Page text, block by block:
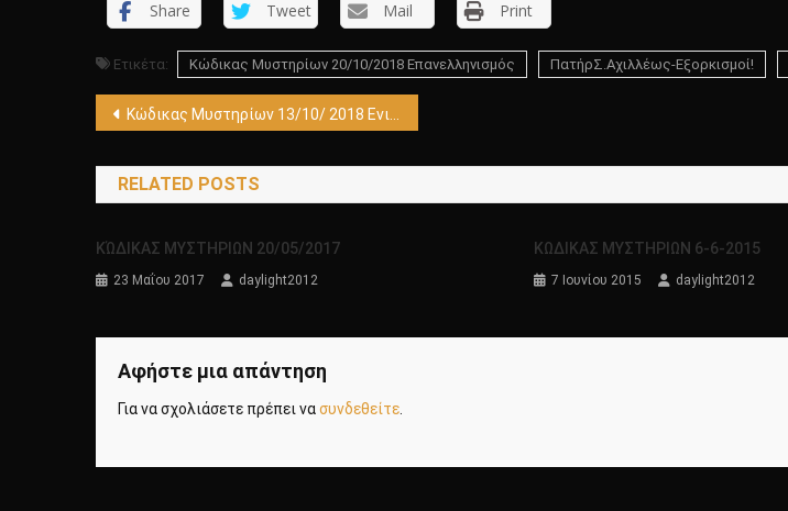
Share Tweet Mail Print
Ετικέτα: Κώδικας Μυστηρίων 20/10/2018 Επανελληνισμός ΠατήρΣ.Αχιλλέως-Εξορκισμοί!
Πλοήγηση
άρθρων
Κώδικας Μυστηρίων 13/10/ 2018 Ενιαυτός Πλάτωνα – Ρώσοι,Νάτο-Αρχαιοελληνικός σταυρός
RELATED POSTS
ΚΏΔΙΚΑΣ ΜΥΣΤΗΡΙΩΝ 20/05/2017
23 Μαΐου 2017 daylight2012
ΚΩΔΙΚΑΣ ΜΥΣΤΗΡΙΩΝ 6-6-2015
7 Ιουνίου 2015 daylight2012
Αφήστε μια απάντηση
Για να σχολιάσετε πρέπει νασυνδεθείτε.